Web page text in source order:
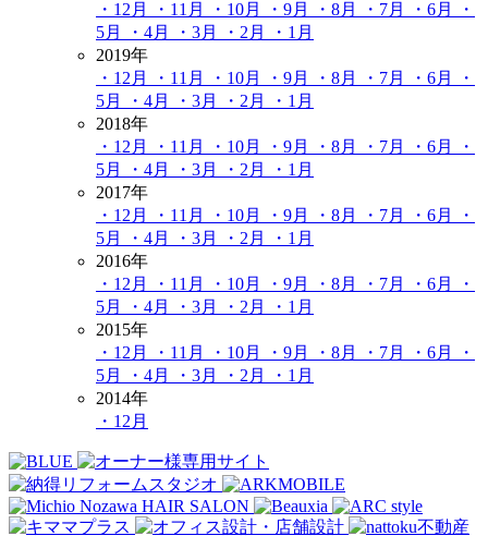
・12月
・11月 ・10月 ・9月 ・8月 ・7月 ・6月
・
5月
・4月 ・3月 ・2月
・1月
2019年
・12月
・11月 ・10月 ・9月 ・8月 ・7月 ・6月
・
5月
・4月 ・3月 ・2月
・1月
2018年
・12月
・11月 ・10月 ・9月 ・8月 ・7月 ・6月
・
5月
・4月 ・3月 ・2月
・1月
2017年
・12月
・11月 ・10月 ・9月 ・8月 ・7月 ・6月
・
5月
・4月 ・3月 ・2月
・1月
2016年
・12月
・11月 ・10月 ・9月 ・8月 ・7月 ・6月
・
5月
・4月 ・3月 ・2月
・1月
2015年
・12月
・11月 ・10月 ・9月 ・8月 ・7月 ・6月
・
5月
・4月 ・3月 ・2月
・1月
2014年
・12月